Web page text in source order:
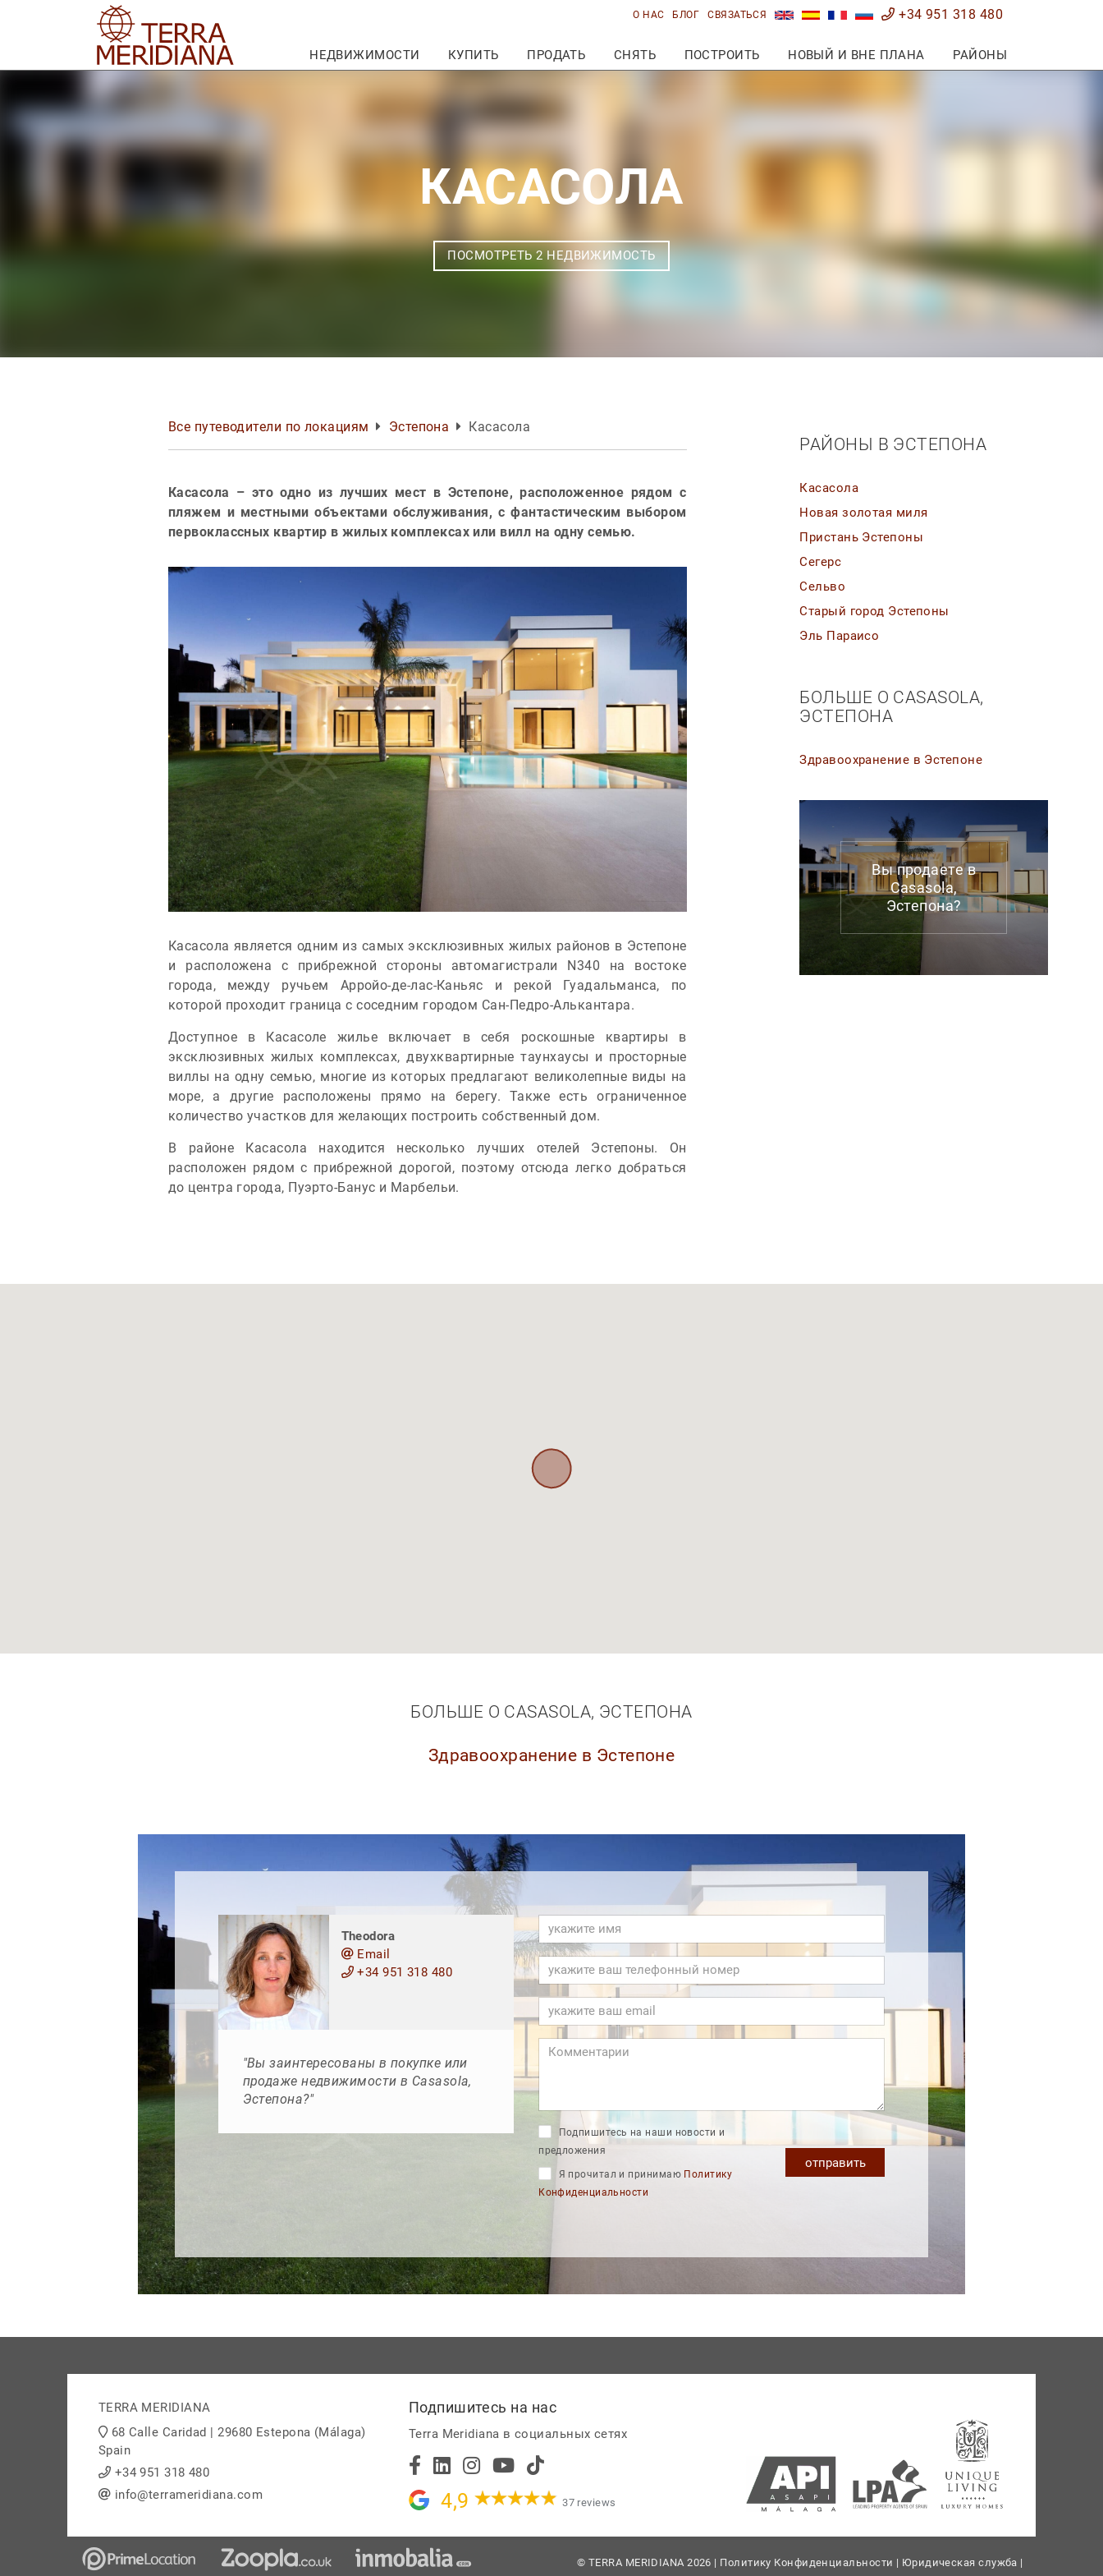
О НАС БЛОГ СВЯЗАТЬСЯ +34 951 318 480
НЕДВИЖИМОСТИ КУПИТЬ ПРОДАТЬ СНЯТЬ ПОСТРОИТЬ НОВЫЙ И ВНЕ ПЛАНА РАЙОНЫ
КАСАСОЛА
ПОСМОТРЕТЬ 2 НЕДВИЖИМОСТЬ
Все путеводители по локациям Эстепона Касасола
Касасола – это одно из лучших мест в Эстепоне, расположенное рядом с
пляжем и местными объектами обслуживания, с фантастическим выбором
первоклассных квартир в жилых комплексах или вилл на одну семью.
Касасола является одним из самых эксклюзивных жилых районов в Эстепоне
и расположена с прибрежной стороны автомагистрали N340 на востоке
города, между ручьем Арройо-де-лас-Каньяс и рекой Гуадальманса, по
которой проходит граница с соседним городом Сан-Педро-Алькантара.
Доступное в Касасоле жилье включает в себя роскошные квартиры в
эксклюзивных жилых комплексах, двухквартирные таунхаусы и просторные
виллы на одну семью, многие из которых предлагают великолепные виды на
море, а другие расположены прямо на берегу. Также есть ограниченное
количество участков для желающих построить собственный дом.
В районе Касасола находится несколько лучших отелей Эстепоны. Он
расположен рядом с прибрежной дорогой, поэтому отсюда легко добраться
до центра города, Пуэрто-Банус и Марбельи.
РАЙОНЫ В ЭСТЕПОНА
Касасола
Новая золотая миля
Пристань Эстепоны
Сегерс
Сельво
Старый город Эстепоны
Эль Параисо
БОЛЬШЕ О CASASOLA,
ЭСТЕПОНА
Здравоохранение в Эстепоне
Вы продаете в
Casasola,
Эстепона?
БОЛЬШЕ О CASASOLA, ЭСТЕПОНА
Здравоохранение в Эстепоне
Theodora
Email
+34 951 318 480
"Вы заинтересованы в покупке или
продаже недвижимости в Casasola,
Эстепона?"
Подпишитесь на наши новости и
предложения
Я прочитал и принимаю Политику
Конфиденциальности
отправить
TERRA MERIDIANA
68 Calle Caridad | 29680 Estepona (Málaga)
Spain
+34 951 318 480
info@terrameridiana.com
Подпишитесь на нас
Terra Meridiana в социальных сетях
4,9 37 reviews
© TERRA MERIDIANA 2026 | Политику Конфиденциальности | Юридическая служба |